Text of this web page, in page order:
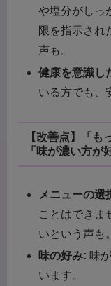
や塩分がしっ
限を指示され
声も。
健康を意識し
いる方でも、
【改善点】「も
「味が濃い方が
メニューの選
ことはできま
いという声も。
味の好み: 味
います。